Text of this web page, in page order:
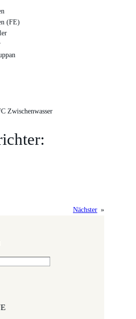
(FE)
Zwischenwasser
Nächster »